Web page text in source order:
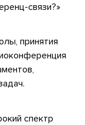
связи?»
принятия
спектр